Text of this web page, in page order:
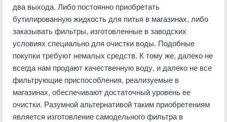
два выхода. Либо постоянно приобретать
бутилированную жидкость для питья в магазинах, либо
заказывать фильтры, изготовленные в заводских
условиях специально для очистки воды. Подобные
покупки требуют немалых средств. К тому же, далеко не
всегда нам продают качественную воду, и далеко не все
фильтрующие приспособления, реализуемые в
магазинах, обеспечивают достаточный уровень ее
очистки. Разумной альтернативой таким приобретениям
является изготовление самодельного фильтра в